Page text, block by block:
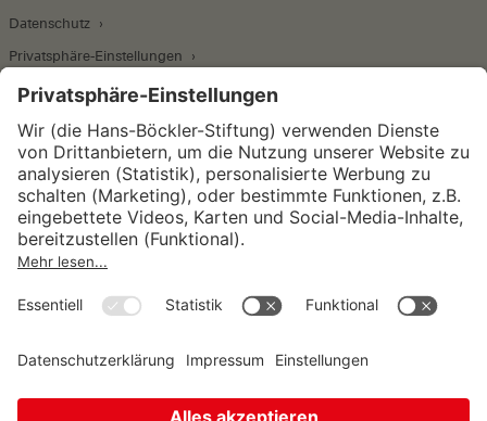
Datenschutz
Privatsphäre-Einstellungen
Wirtschafts- und Sozialwissenschaftliches Institut
Institut für Makroökonomie und
Konjunkturforschung
Unternehmensführung